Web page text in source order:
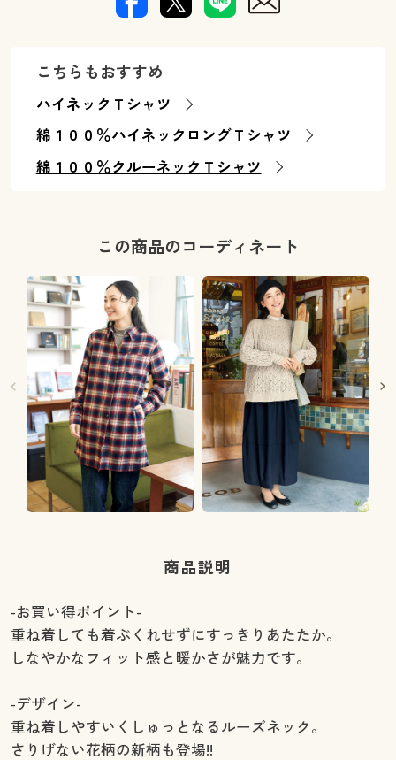
こちらもおすすめ
ハイネックＴシャツ
綿１００％ハイネックロングＴシャツ
綿１００％クルーネックＴシャツ
この商品のコーディネート
商品説明
-お買い得ポイント-
重ね着しても着ぶくれせずにすっきりあたたか。
しなやかなフィット感と暖かさが魅力です。
-デザイン-
重ね着しやすいくしゅっとなるルーズネック。
さりげない花柄の新柄も登場!!